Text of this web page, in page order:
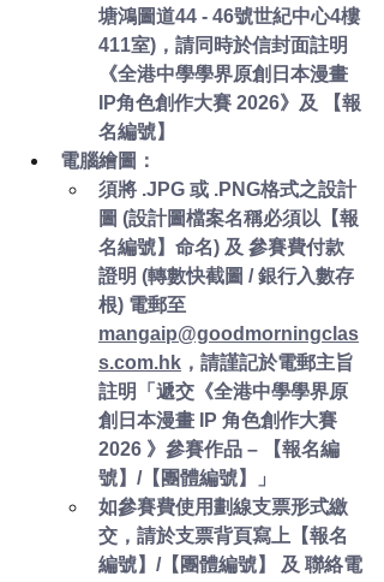
塘鴻圖道44 - 46號世紀中心4樓
411室)，請同時於信封面註明
《全港中學學界原創日本漫畫
IP角色創作大賽 2026》及 【報
名編號】
電腦繪圖：
須將 .JPG 或 .PNG格式之設計
圖 (設計圖檔案名稱必須以【報
名編號】命名) 及 參賽費付款
證明 (轉數快截圖 / 銀行入數存
根) 電郵至
mangaip@goodmorningclas
s.com.hk ，請謹記於電郵主旨
註明「遞交《全港中學學界原
創日本漫畫 IP 角色創作大賽
2026 》參賽作品 – 【報名編
號】/【團體編號】」
如參賽費使用劃線支票形式繳
交，請於支票背頁寫上【報名
編號】/【團體編號】 及 聯絡電